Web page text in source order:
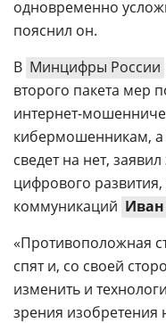
одновременно
пояснил он.
В Минцифры России
второго пакета мер
интернет-
кибермошенникам, а
сведет на нет,
цифрового
коммуникаций
«Противоположная
спят и, со своей
изменить и
зрения изобретения